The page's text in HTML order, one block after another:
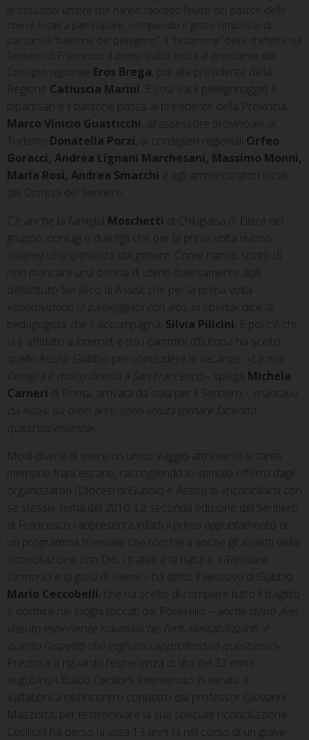
le istituzioni umbre che hanno raccolto l’invito dei pastori delle
chiese locali a partecipare, compiendo il gesto simbolico di
passarsi il “bastone del pellegrino”, il “testimone” della staffetta sul
Sentiero di Francesco: il primo tratto tocca al presidente del
Consiglio regionale Eros Brega , poi alla presidente della
Regione Catiuscia Marini . E così via, il pellegrinaggio è
bipartisan e il bastone passa al presidente della Provincia
Marco Vinicio Guasticchi , all’assessore provinciale al
Turismo Donatella Porzi , ai consiglieri regionali Orfeo
Goracci, Andrea Lignani Marchesani, Massimo Monni,
Maria Rosi, Andrea Smacchi e agli amministratori locali
dei Comuni del Sentiero.
C’è anche la famiglia Moschetti di Chiugiana di Ellera nel
gruppo, coniugi e due figli che per la prima volta vivono
insieme un’esperienza del genere. Come hanno scelto di
non mancare una decina di utenti diversamente abili
dell’istituto Serafico di Assisi, che per la prima volta
« condividono la passeggiata con altri, in libertà
» dice la
pedagogista che li accompagna, Silvia Pilicini . E poi c’è chi
si è affidato a internet e tra i cammini d’Europa ha scelto
quello Assisi- Gubbio per concludere le vacanze: « La mia
famiglia è molto devota a San Francesco
– spiega Michela
Carneri di Roma, arrivata da sola per il Sentiero -,
mancavo
da Assisi da dieci anni, sono voluta tornare facendo
quest’esperienza
».
Modi diversi di vivere un unico viaggio attraverso le tante
memorie francescane, raccogliendo lo stimolo offerto dagli
organizzatori (Diocesi di Gubbio e Assisi) di «riconciliarsi con
se stessi», tema del 2010. La seconda edizione del Sentiero
di Francesco rappresenta infatti il primo appuntamento di
un programma triennale che toccherà anche gli aspetti della
riconciliazione con Dio, i fratelli e la natura. « Ritrovare
l’armonia e la gioia di vivere
– ha detto il vescovo di Gubbio
Mario Ceccobelli , che ha scelto di compiere tutto il tragitto
e dormire nei luoghi toccati dal Poverello –
anche dopo aver
vissuto esperienze traumatiche, forti, destabilizzanti, è
questo l’aspetto che vogliamo approfondire quest’anno ».
Preziosa a riguardo l’esperienza di vita del 32 enne
eugubino Ubaldo Cecilioni, intervenuto in serata a
Valfabbrica nell’incontro condotto dal professor Giovanni
Mazzotta, per testimoniare la sua speciale riconciliazione.
Cecilioni ha perso la vista 13 anni fa nel corso di un grave